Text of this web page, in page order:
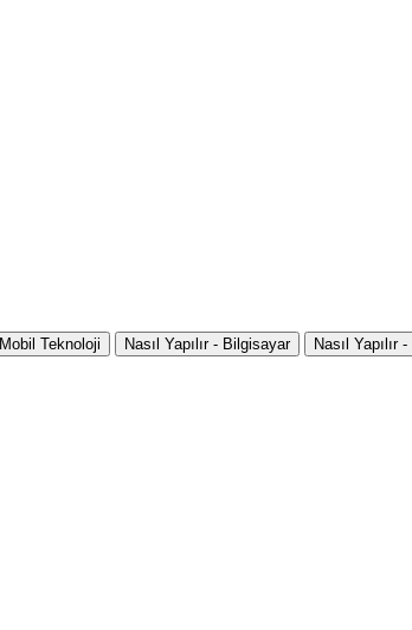
Mobil Teknoloji Nasıl Yapılır - Bilgisayar Nasıl Yapılır -